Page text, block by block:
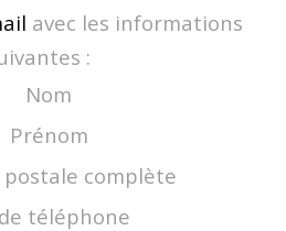
avec les informations
:
Nom
Prénom
postale complète
téléphone